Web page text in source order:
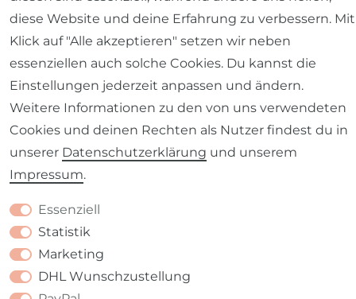
Barrierefreiheitserklärung
VERTRAG WIDERRUFEN Kontakt
diese Website und deine Erfahrung zu verbessern. Mit
Klick auf "Alle akzeptieren" setzen wir neben
essenziellen auch solche Cookies. Du kannst die
Einstellungen jederzeit anpassen und ändern.
Weitere Informationen zu den von uns verwendeten
Cookies und deinen Rechten als Nutzer findest du in
unserer Daten­schutz­erklärung und unserem
Impressum.
Essenziell
Statistik
Marketing
DHL Wunschzustellung